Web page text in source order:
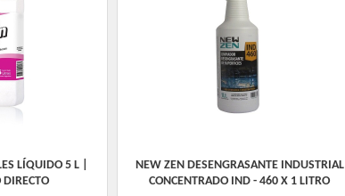
LÍQUIDO 5 L |
NEW ZEN DESENGRASANTE INDUSTRIAL
CONCENTRADO IND - 460 X 1 LITRO